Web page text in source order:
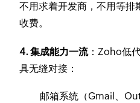
不用求着开发商，不用等排
收费。
4. 集成能力一流：Zoho低
具无缝对接：
邮箱系统（Gmail、